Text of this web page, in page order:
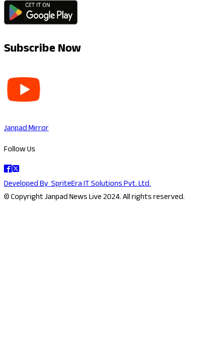
Subscribe Now
Janpad Mirror
Follow Us
Developed BySpriteEra IT Solutions Pvt. Ltd.
© Copyright Janpad News Live 2024. All rights reserved.